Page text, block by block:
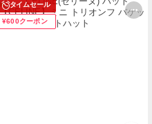
タイムセール
¥600クーポン